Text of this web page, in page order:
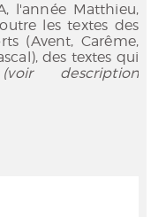
l'année Matthieu,
les textes des
(Avent, Carême,
des textes qui
description